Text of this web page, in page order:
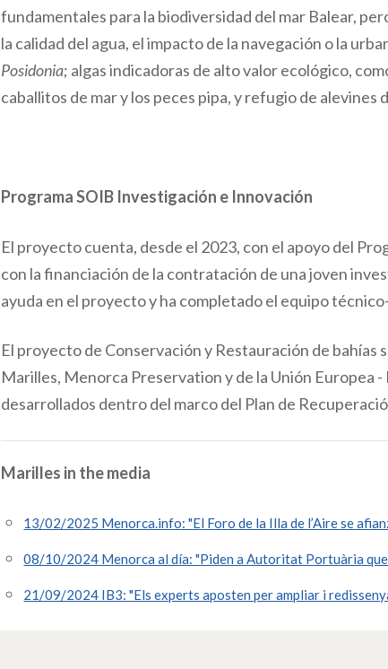
fundamentales para la biodiversidad del mar Balear,
la calidad del agua, el impacto de la navegación o la
Posidonia; algas indicadoras de alto valor ecológico,
caballitos de mar y los peces pipa, y refugio de alevines
Programa SOIB Investigación e Innovación
El proyecto cuenta, desde el 2023, con el apoyo del
con la financiación de la contratación de una joven
ayuda en el proyecto y ha completado el equipo
El proyecto de Conservación y Restauración de bahías
Marilles, Menorca Preservation y de la Unión Europea
desarrollados dentro del marco del Plan de
Marilles in the media
13/02/2025 Menorca.info: "El Foro de la Illa de l’Aire se
08/10/2024 Menorca al día: "Piden a Autoritat Portuària que
21/09/2024 IB3: "Els experts aposten per ampliar i